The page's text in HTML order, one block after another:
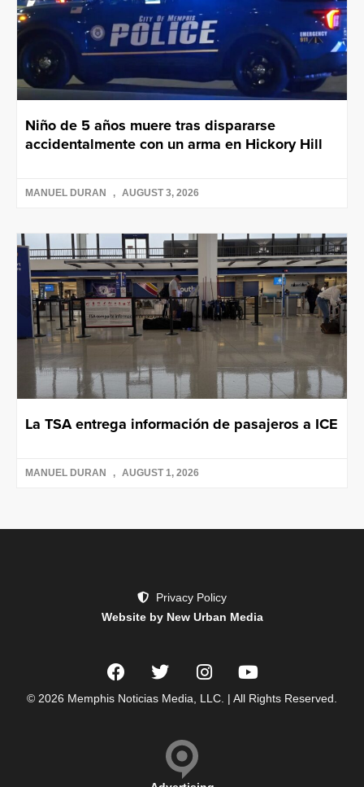
Niño de 5 años muere tras dispararse
accidentalmente con un arma en Hickory Hill
MANUEL DURAN AUGUST 3, 2026
La TSA entrega información de pasajeros a ICE
MANUEL DURAN AUGUST 1, 2026
Privacy Policy
Website by New Urban Media
© 2026 Memphis Noticias Media, LLC. | All Rights Reserved.